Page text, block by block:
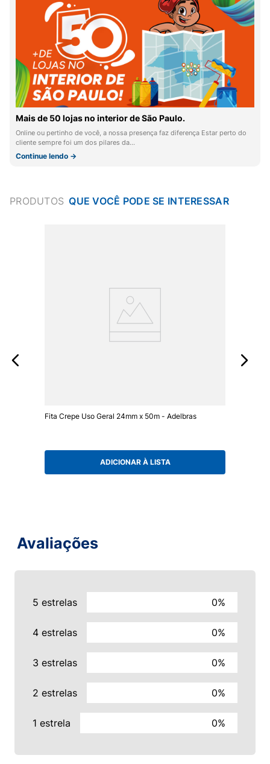
Mais de 50 lojas no interior de São Paulo.
Online ou pertinho de você, a nossa presença faz diferença Estar perto do
cliente sempre foi um dos pilares da…
Continue lendo →
PRODUTOS
Fita Crepe Uso Geral 24mm x 50m - Adelbras
ADICIONAR À LISTA
Avaliações
5 estrelas 0%
4 estrelas 0%
3 estrelas 0%
2 estrelas 0%
1 estrela 0%